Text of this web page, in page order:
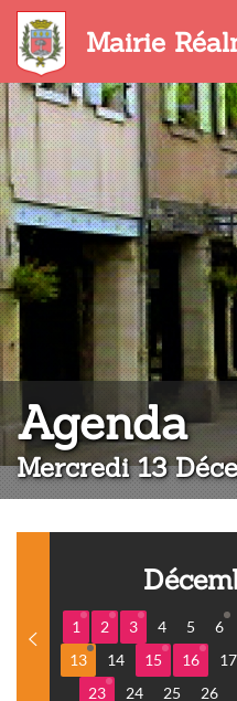
Aller
contenu
principal
Mairie
Agenda:
Mercredi 13
1 2 3 4 5 6
13
14 15 16 17
23
24 25 26